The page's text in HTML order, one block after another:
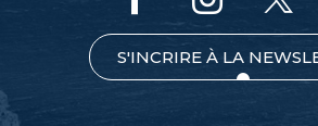
S'INCRIRE À LA